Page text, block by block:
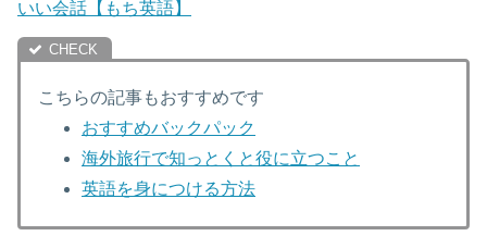
いい会話【もち英語】
こちらの記事もおすすめです
おすすめバックパック
海外旅行で知っとくと役に立つこと
英語を身につける方法